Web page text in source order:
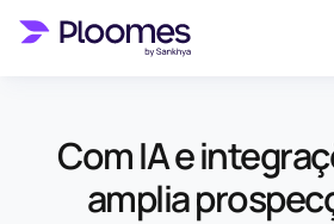
Com IA e
amplia